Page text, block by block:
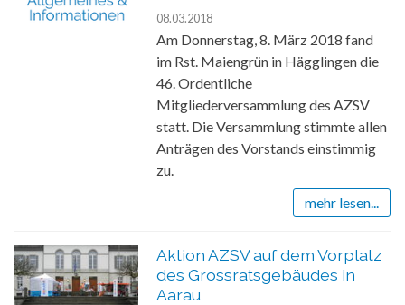
08.03.2018
Am Donnerstag, 8. März 2018 fand
im Rst. Maiengrün in Hägglingen die
46. Ordentliche
Mitgliederversammlung des AZSV
statt. Die Versammlung stimmte allen
Anträgen des Vorstands einstimmig
zu.
mehr lesen...
Aktion AZSV auf dem Vorplatz
des Grossratsgebäudes in
Aarau